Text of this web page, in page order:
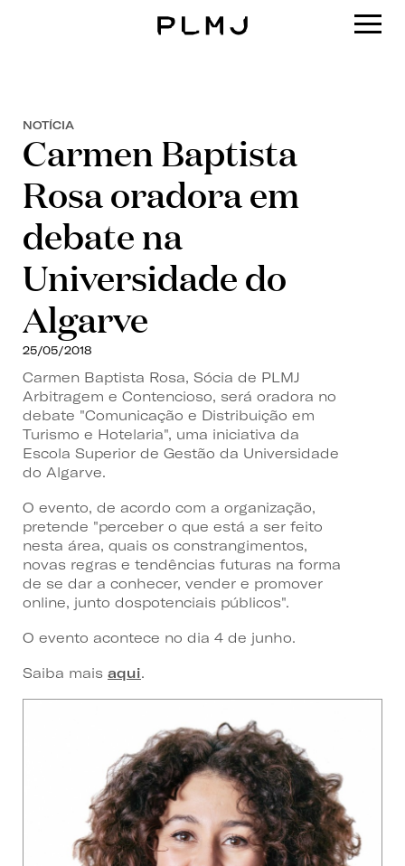
NOTÍCIA
Carmen Baptista
Rosa oradora em
debate na
Universidade do
Algarve
25/05/2018
Carmen Baptista Rosa, Sócia de PLMJ
Arbitragem e Contencioso, será oradora no
debate "Comunicação e Distribuição em
Turismo e Hotelaria", uma iniciativa da
Escola Superior de Gestão da Universidade
do Algarve.
O evento, de acordo com a organização,
pretende "perceber o que está a ser feito
nesta área, quais os constrangimentos,
novas regras e tendências futuras na forma
de se dar a conhecer, vender e promover
online, junto dospotenciais públicos".
O evento acontece no dia 4 de junho.
Saiba mais aqui.